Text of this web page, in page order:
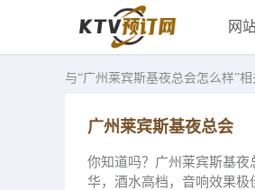
网
与“广州莱宾斯基夜总会怎么样”相
广州莱宾斯基夜总会
你知道吗？广州莱宾斯基
华，酒水高档，音响效果